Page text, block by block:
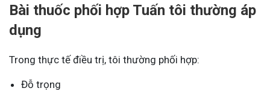
Bài thuốc phối hợp Tuấn tôi thường áp
dụng
Trong thực tế điều trị, tôi thường phối hợp:
Đỗ trọng